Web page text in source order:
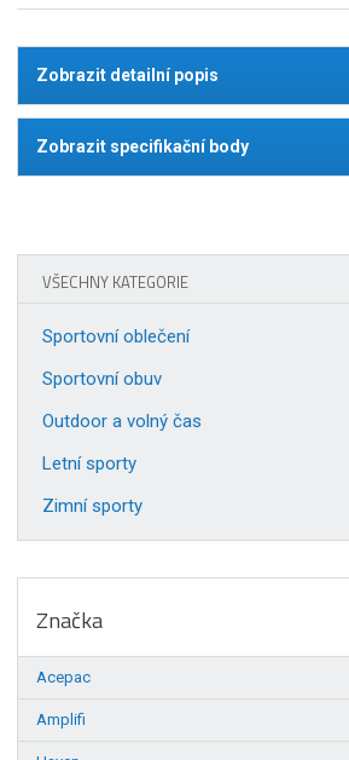
Zobrazit detailní popis
Zobrazit specifikační body
VŠECHNY KATEGORIE
Sportovní oblečení
Sportovní obuv
Outdoor a volný čas
Letní sporty
Zimní sporty
Značka
Acepac
Amplifi